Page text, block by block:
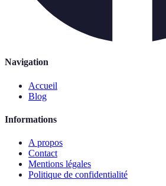
Navigation
Accueil
Blog
Informations
A propos
Contact
Mentions légales
Politique de confidentialité